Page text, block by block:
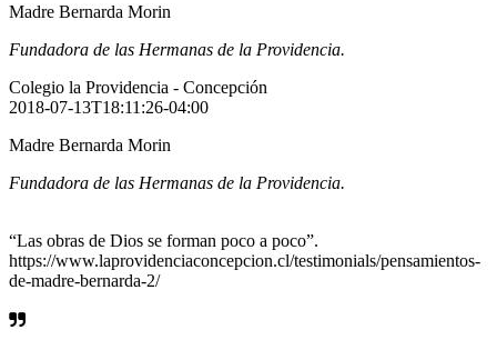
Madre Bernarda Morin
Fundadora de las Hermanas de la Providencia.
Colegio la Providencia - Concepción
2018-07-13T18:11:26-04:00
Madre Bernarda Morin
Fundadora de las Hermanas de la Providencia.
“Las obras de Dios se forman poco a poco”.
https://www.laprovidenciaconcepcion.cl/testimonials/pensamientos-
de-madre-bernarda-2/